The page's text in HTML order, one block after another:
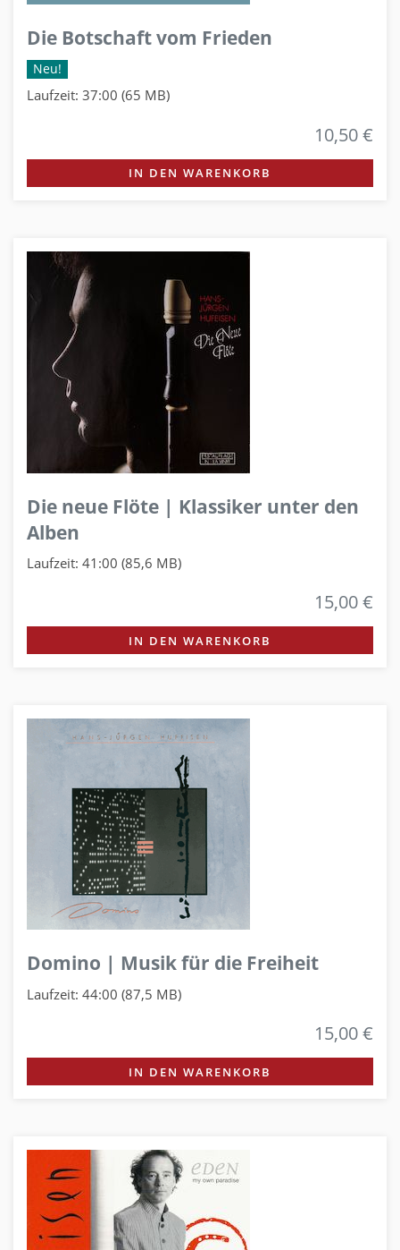
Die Botschaft vom Frieden
Neu!
Laufzeit: 37:00 (65 MB)
10,50 €
IN DEN WARENKORB
Die neue Flöte | Klassiker unter den
Alben
Laufzeit: 41:00 (85,6 MB)
15,00 €
IN DEN WARENKORB
Domino | Musik für die Freiheit
Laufzeit: 44:00 (87,5 MB)
15,00 €
IN DEN WARENKORB